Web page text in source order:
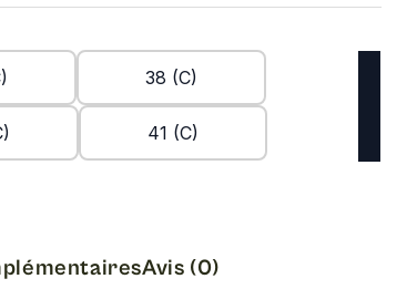
38 (C)
41 (C)
Avis (0)